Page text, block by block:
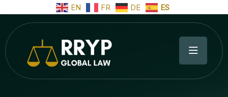
EN FR DE ES